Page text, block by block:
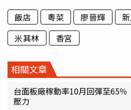
飯店 粵菜 廖晉輝
米其林
香宮
相關文章
台面板廠稼動率10月回彈至65
壓力